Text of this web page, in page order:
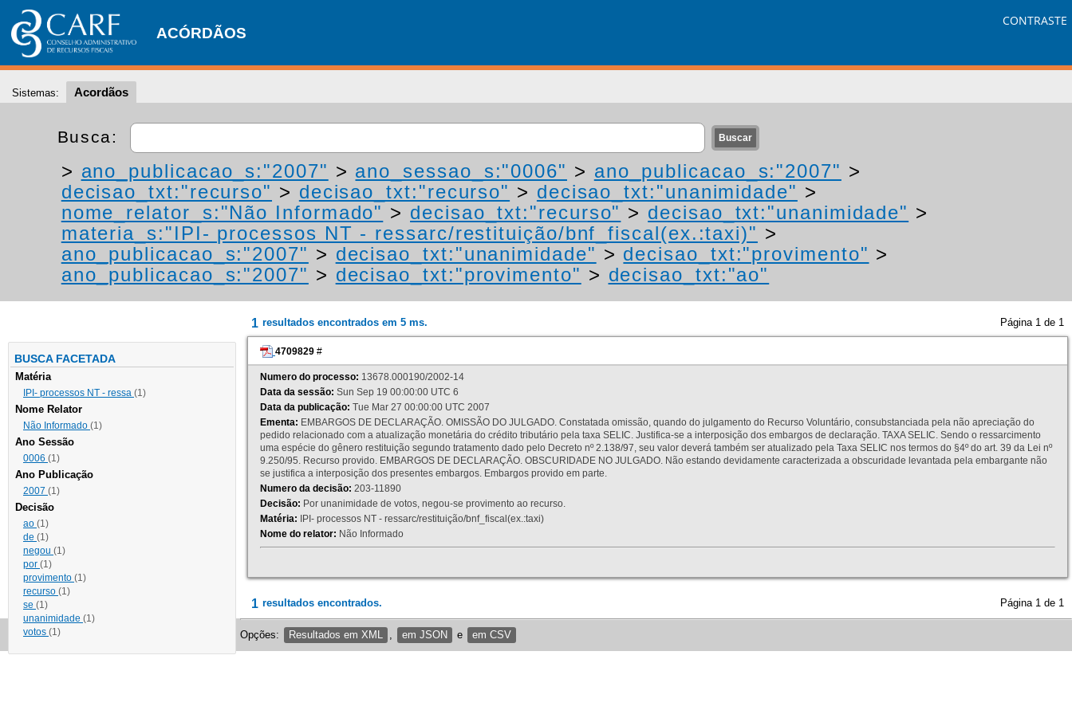
ACÓRDÃOS
CONTRASTE
Sistemas: Acordãos
Busca:
> ano_publicacao_s:"2007" > ano_sessao_s:"0006" > ano_publicacao_s:"2007" >
decisao_txt:"recurso" > decisao_txt:"recurso" > decisao_txt:"unanimidade" >
nome_relator_s:"Não Informado" > decisao_txt:"recurso" > decisao_txt:"unanimidade" >
materia_s:"IPI- processos NT - ressarc/restituição/bnf_fiscal(ex.:taxi)" >
ano_publicacao_s:"2007" > decisao_txt:"unanimidade" > decisao_txt:"provimento" >
ano_publicacao_s:"2007" > decisao_txt:"provimento" > decisao_txt:"ao"
BUSCA FACETADA
Matéria
IPI- processos NT - ressa (1)
Nome Relator
Não Informado (1)
Ano Sessão
0006 (1)
Ano Publicação
2007 (1)
Decisão
ao (1)
de (1)
negou (1)
por (1)
provimento (1)
recurso (1)
se (1)
unanimidade (1)
votos (1)
1 resultados encontrados em 5 ms. Página 1 de 1
4709829 #
Numero do processo: 13678.000190/2002-14
Data da sessão: Sun Sep 19 00:00:00 UTC 6
Data da publicação: Tue Mar 27 00:00:00 UTC 2007
Ementa: EMBARGOS DE DECLARAÇÃO. OMISSÃO DO JULGADO. Constatada omissão, quando do julgamento do Recurso Voluntário, consubstanciada pela não apreciação do
pedido relacionado com a atualização monetária do crédito tributário pela taxa SELIC. Justifica-se a interposição dos embargos de declaração. TAXA SELIC. Sendo o ressarcimento
uma espécie do gênero restituição segundo tratamento dado pelo Decreto nº 2.138/97, seu valor deverá também ser atualizado pela Taxa SELIC nos termos do §4º do art. 39 da Lei nº
9.250/95. Recurso provido. EMBARGOS DE DECLARAÇÃO. OBSCURIDADE NO JULGADO. Não estando devidamente caracterizada a obscuridade levantada pela embargante não
se justifica a interposição dos presentes embargos. Embargos provido em parte.
Numero da decisão: 203-11890
Decisão: Por unanimidade de votos, negou-se provimento ao recurso.
Matéria: IPI- processos NT - ressarc/restituição/bnf_fiscal(ex.:taxi)
Nome do relator: Não Informado
1 resultados encontrados. Página 1 de 1
Opções: Resultados em XML em JSON e em CSV